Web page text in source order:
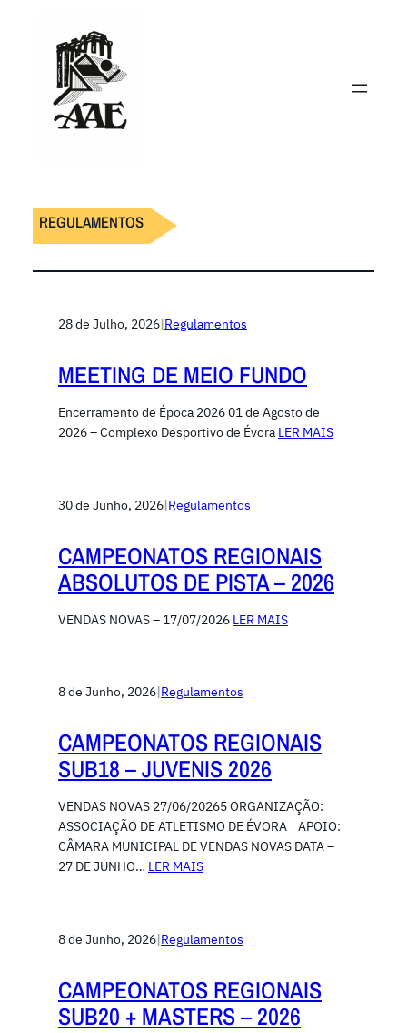
REGULAMENTOS
28 de Julho, 2026|Regulamentos
MEETING DE MEIO FUNDO
Encerramento de Época 2026 01 de Agosto de
2026 – Complexo Desportivo de Évora LER MAIS
30 de Junho, 2026|Regulamentos
CAMPEONATOS REGIONAIS
ABSOLUTOS DE PISTA – 2026
VENDAS NOVAS – 17/07/2026 LER MAIS
8 de Junho, 2026 Regulamentos
CAMPEONATOS REGIONAIS
SUB18 – JUVENIS 2026
VENDAS NOVAS 27/06/20265 ORGANIZAÇÃO:
ASSOCIAÇÃO DE ATLETISMO DE ÉVORA APOIO:
CÂMARA MUNICIPAL DE VENDAS NOVAS DATA –
27 DE JUNHO… LER MAIS
8 de Junho, 2026|Regulamentos
CAMPEONATOS REGIONAIS
SUB20 + MASTERS – 2026